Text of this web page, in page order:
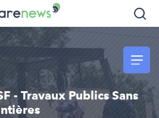
- Travaux Publics Sans